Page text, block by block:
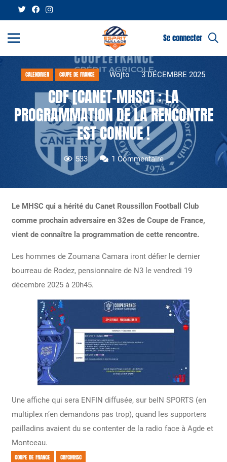
Se connecter
CALENDRIER COUPE DE FRANCE Wojto 3 DÉCEMBRE 2025
CDF [CANET-MHSC] : LA
PROGRAMMATION DE LA RENCONTRE
EST CONNUE !
533 1 Commentaire
Le MHSC qui a hérité du Canet Roussillon Football Club
comme prochain adversaire en 32es de Coupe de France,
vient de connaître la programmation de cette rencontre.
Les hommes de Zoumana Camara iront défier le dernier
bourreau de Rodez, pensionnaire de N3 le vendredi 19
décembre 2025 à 20h45.
Une affiche qui sera ENFIN diffusée, sur beIN SPORTS (en
multiplex n’en demandons pas trop), quand les supporters
pailladins avaient du se contenter de la radio face à Agde et
Montceau.
COUPE DE FRANCE CRFCMHSC